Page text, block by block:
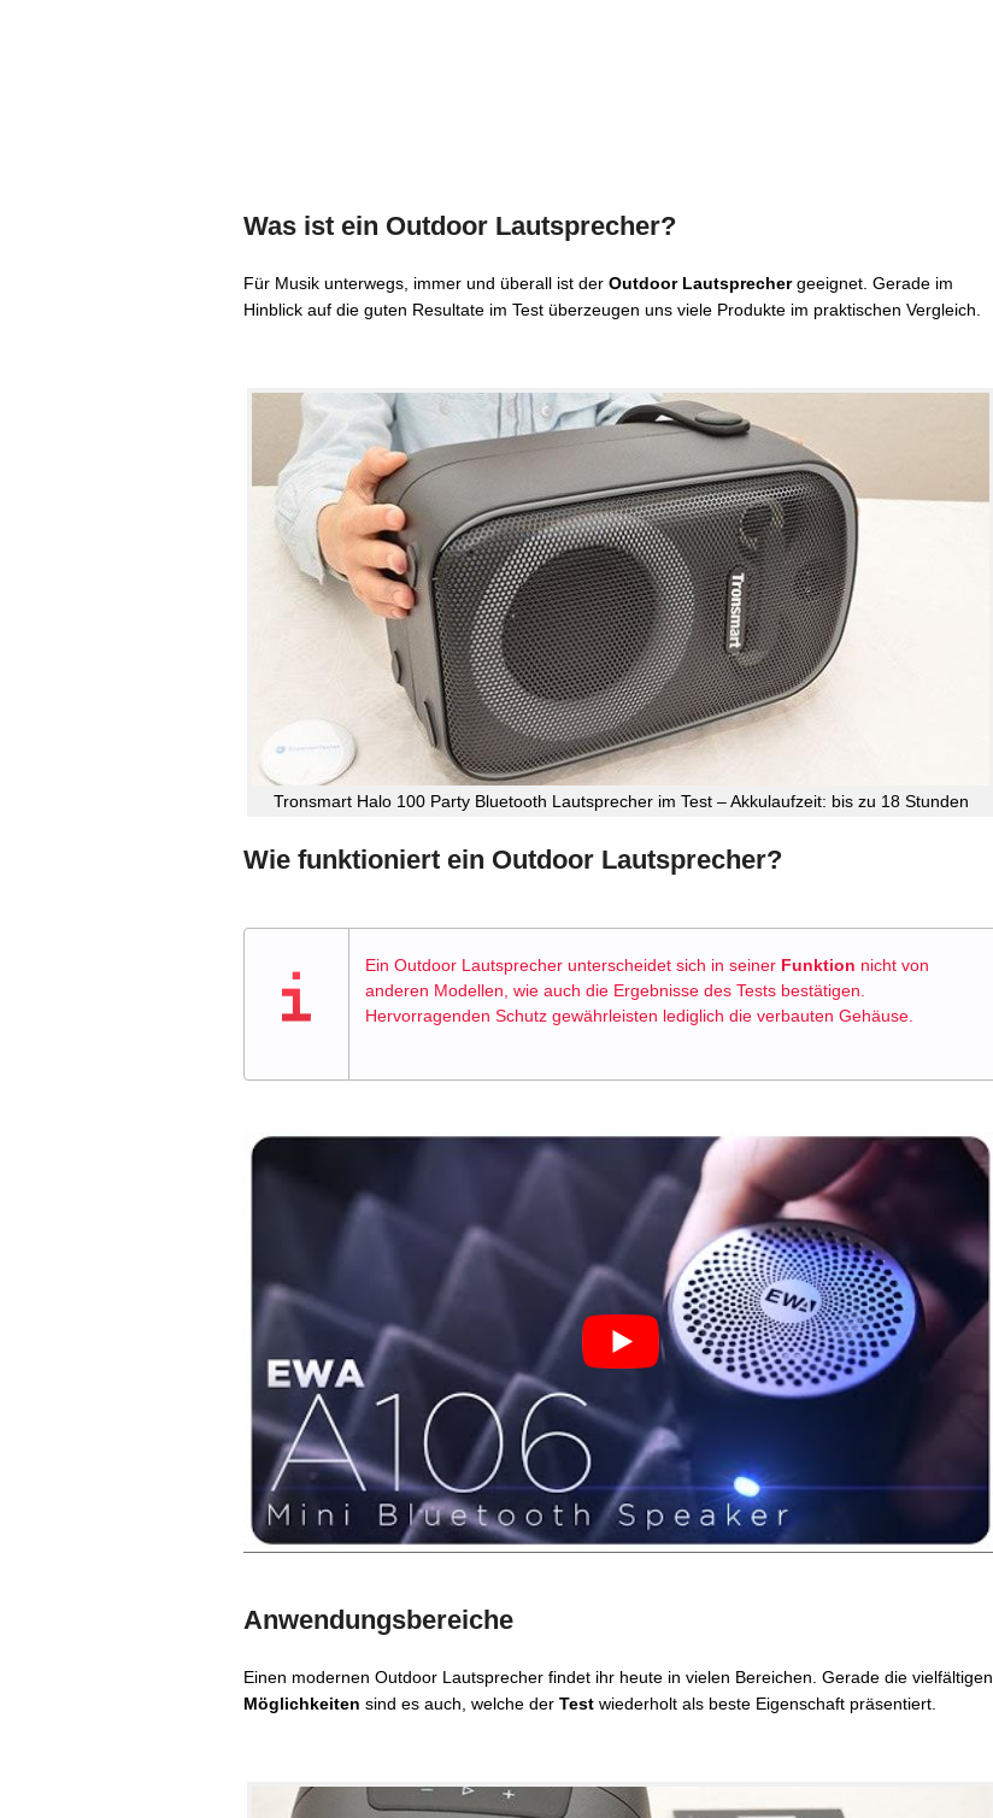
Was ist ein Outdoor Lautsprecher?
Für Musik unterwegs, immer und überall ist der Outdoor Lautsprechergeeignet. Gerade im
Hinblick auf die guten Resultate im Test überzeugen uns viele Produkte im praktischen Vergleich.
Tronsmart Halo 100 Party Bluetooth Lautsprecher im Test – Akkulaufzeit: bis zu 18 Stunden
Wie funktioniert ein Outdoor Lautsprecher?
Ein Outdoor Lautsprecher unterscheidet sich in seiner Funktion nicht von
anderen Modellen, wie auch die Ergebnisse des Tests bestätigen.
Hervorragenden Schutz gewährleisten lediglich die verbauten Gehäuse.
Anwendungsbereiche
Einen modernen Outdoor Lautsprecher findet ihr heute in vielen Bereichen. Gerade die vielfältigen
Möglichkeiten sind es auch, welche der Test wiederholt als beste Eigenschaft präsentiert.